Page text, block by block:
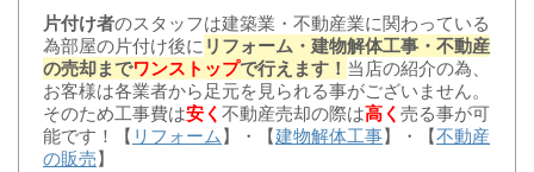
片付け者のスタッフは建築業・不動産業に関わっている
為部屋の片付け後に リフォーム・建物解体工事・不動産
の売却までワンストップで行えます！ 当店の紹介の為、
お客様は各業者から足元を見られる事がございません。
そのため工事費は安く 不動産売却の際は高く 売る事が可
能です！【 リフォーム】・【建物解体工事】・【不動産
の販売】